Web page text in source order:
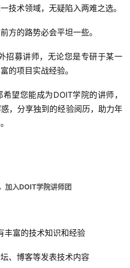
技术领域，无疑陷入两难之选。
方的路势必会平坦一些。
招募讲师，无论您是专研于某一
的项目实战经验。
望您能成为DOIT学院的讲师，
，分享独到的经验阅历，助力年
加入DOIT学院讲师团
丰富的技术知识和经验
、博客等发表技术内容